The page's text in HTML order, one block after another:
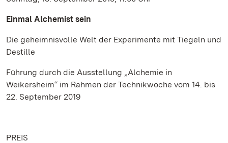
Einmal Alchemist sein
Die geheimnisvolle Welt der Experimente mit Tiegeln und
Destille
Führung durch die Ausstellung „Alchemie in
Weikersheim“ im Rahmen der Technikwoche vom 14. bis
22. September 2019
PREIS